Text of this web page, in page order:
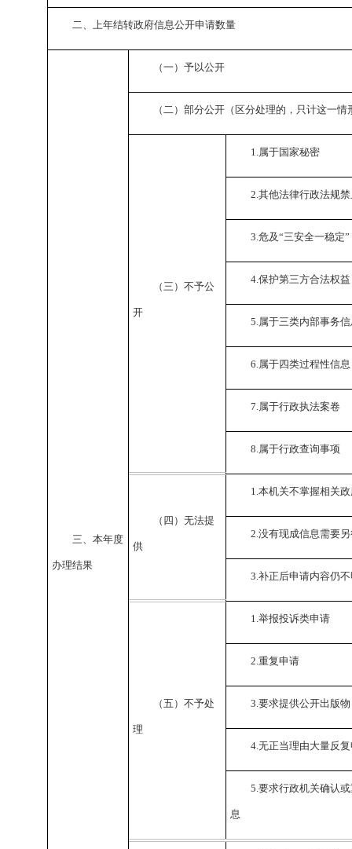
二、上年结转政府信息公开申请数量
三、本年度
办理结果
（一）予以公开
（二）部分公开（区分处理的，只计这一
（三）不予公
开
1. 属于国家秘密
2. 其他法律行政法规
3. 危及“三安全一稳定”
4. 保护第三方合法权益
5. 属于三类内部事务
6. 属于四类过程性信息
7. 属于行政执法案卷
8. 属于行政查询事项
（四）无法提
供
1. 本机关不掌握相关
2. 没有现成信息需要
3. 补正后申请内容仍
（五）不予处
理
1. 举报投诉类申请
2. 重复申请
3. 要求提供公开出版物
4. 无正当理由大量反
5. 要求行政机关确认
息